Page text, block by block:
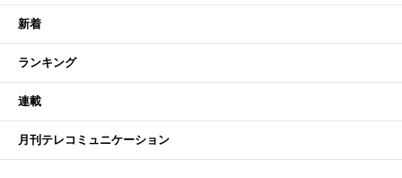
新着
ランキング
連載
月刊テレコミュニケーション